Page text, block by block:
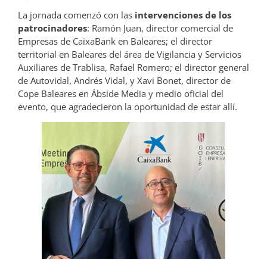
La jornada comenzó con las intervenciones de los
patrocinadores: Ramón Juan, director comercial de
Empresas de CaixaBank en Baleares; el director
territorial en Baleares del área de Vigilancia y Servicios
Auxiliares de Trablisa, Rafael Romero; el director general
de Autovidal, Andrés Vidal, y Xavi Bonet, director de
Cope Baleares en Ábside Media y medio oficial del
evento, que agradecieron la oportunidad de estar allí.